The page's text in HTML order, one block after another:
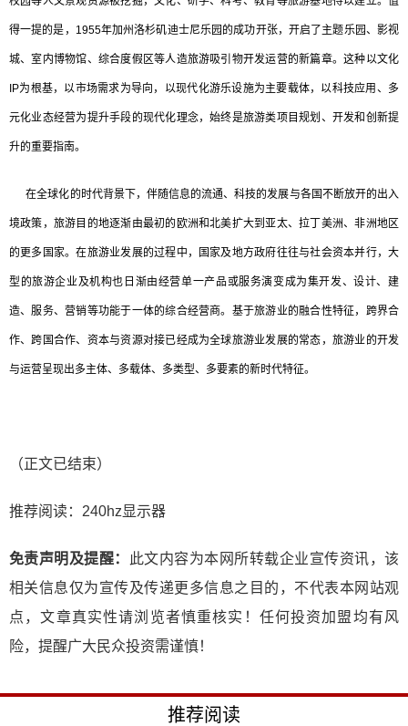
得一提的是，1955年加州洛杉矶迪士尼乐园的成功开张，开启了主题乐园、影视
城、室内博物馆、综合度假区等人造旅游吸引物开发运营的新篇章。这种以文化
IP为根基，以市场需求为导向，以现代化游乐设施为主要载体，以科技应用、多
元化业态经营为提升手段的现代化理念，始终是旅游类项目规划、开发和创新提
升的重要指南。
在全球化的时代背景下，伴随信息的流通、科技的发展与各国不断放开的出入
境政策，旅游目的地逐渐由最初的欧洲和北美扩大到亚太、拉丁美洲、非洲地区
的更多国家。在旅游业发展的过程中，国家及地方政府往往与社会资本并行，大
型的旅游企业及机构也日渐由经营单一产品或服务演变成为集开发、设计、建
造、服务、营销等功能于一体的综合经营商。基于旅游业的融合性特征，跨界合
作、跨国合作、资本与资源对接已经成为全球旅游业发展的常态，旅游业的开发
与运营呈现出多主体、多载体、多类型、多要素的新时代特征。
（正文已结束）
推荐阅读： 240hz显示器
免责声明及提醒：
此文内容为本网所转载企业宣传资讯，该
相关信息仅为宣传及传递更多信息之目的，不代表本网站观
点，文章真实性请浏览者慎重核实！任何投资加盟均有风
险，提醒广大民众投资需谨慎！
推荐阅读